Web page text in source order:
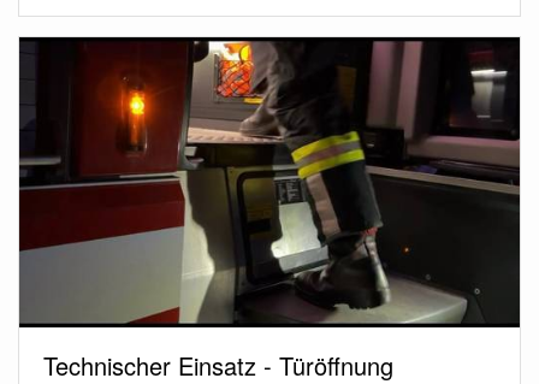
Technischer Einsatz - Türöffnung